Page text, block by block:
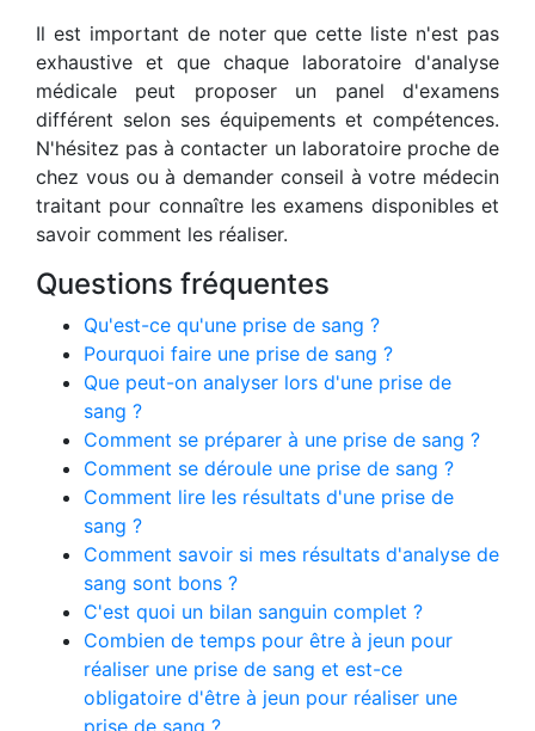
Il est important de noter que cette liste n'est pas
exhaustive et que chaque laboratoire d'analyse
médicale peut proposer un panel d'examens
différent selon ses équipements et compétences.
N'hésitez pas à contacter un laboratoire proche de
chez vous ou à demander conseil à votre médecin
traitant pour connaître les examens disponibles et
savoir comment les réaliser.
Questions fréquentes
Qu'est-ce qu'une prise de sang ?
Pourquoi faire une prise de sang ?
Que peut-on analyser lors d'une prise de
sang ?
Comment se préparer à une prise de sang ?
Comment se déroule une prise de sang ?
Comment lire les résultats d'une prise de
sang ?
Comment savoir si mes résultats d'analyse de
sang sont bons ?
C'est quoi un bilan sanguin complet ?
Combien de temps pour être à jeun pour
réaliser une prise de sang et est-ce
obligatoire d'être à jeun pour réaliser une